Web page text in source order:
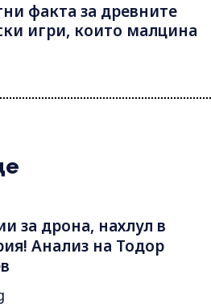
факта за древните
игри, които малцина
за дрона, нахлул в
Анализ на Тодор